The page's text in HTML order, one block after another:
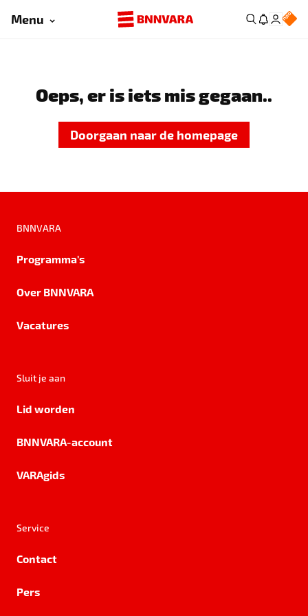
Menu
Oeps, er is iets mis gegaan..
Doorgaan naar de homepage
BNNVARA
Programma's
Over BNNVARA
Vacatures
Sluit je aan
Lid worden
BNNVARA-account
VARAgids
Service
Contact
Pers